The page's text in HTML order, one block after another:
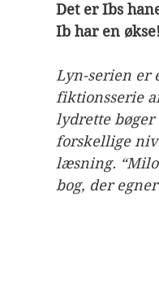
Det er Ibs
Ib har en økse!
Lyn-serien er
fiktionsserie
lydrette
forskellige
læsning.
bog, der